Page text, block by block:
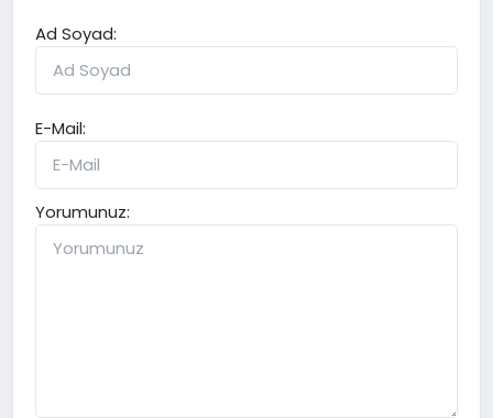
Ad Soyad:
E-Mail:
Yorumunuz: